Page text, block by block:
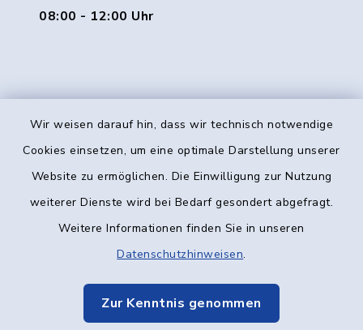
Wir weisen darauf hin, dass wir technisch notwendige
Cookies einsetzen, um eine optimale Darstellung unserer
Website zu ermöglichen. Die Einwilligung zur Nutzung
weiterer Dienste wird bei Bedarf gesondert abgefragt.
Weitere Informationen finden Sie in unseren
Datenschutzhinweisen.
Zur Kenntnis genommen
08:00 - 12:00 Uhr
Kontakt
Datenschutz
Elektronische Kommunikation